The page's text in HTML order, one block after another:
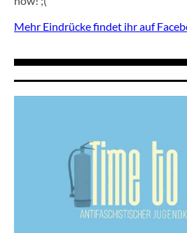
Mehr Eindrücke findet ihr auf